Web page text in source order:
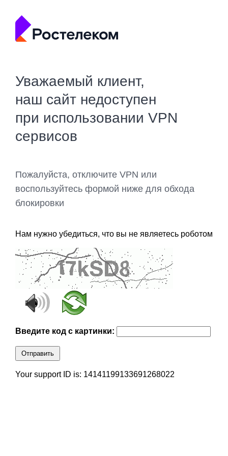
Уважаемый клиент,
наш сайт недоступен
при использовании VPN
сервисов
Пожалуйста, отключите VPN или
воспользуйтесь формой ниже для обхода
блокировки
Нам нужно убедиться, что вы не являетесь роботом
Введите код с картинки:
Отправить
Your support ID is: 14141199133691268022